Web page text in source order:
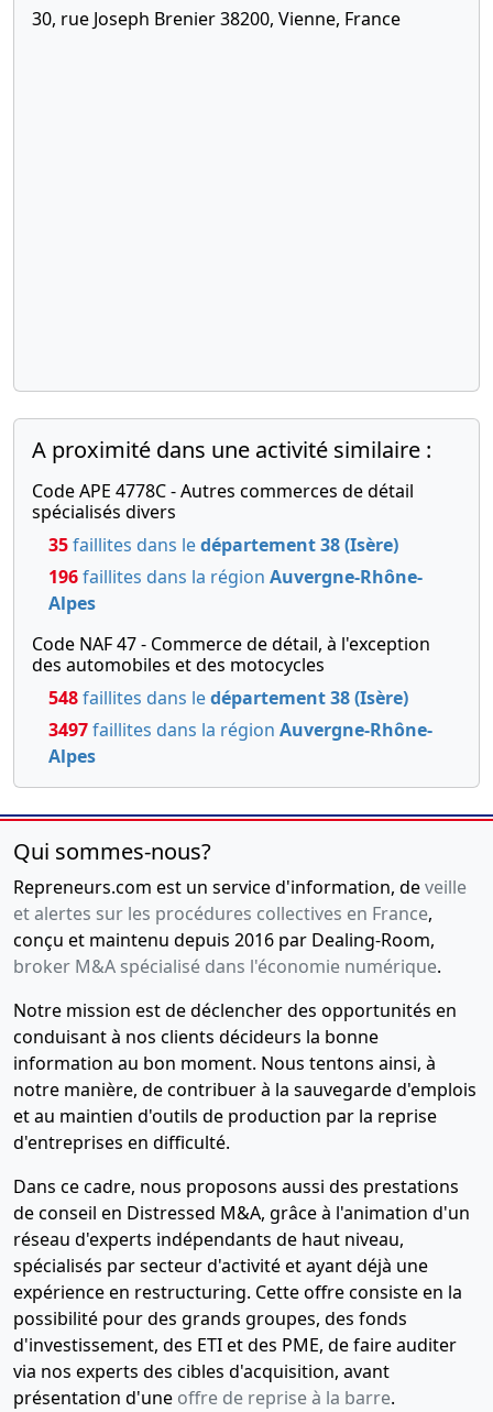
30, rue Joseph Brenier 38200, Vienne, France
A proximité dans une activité similaire :
Code APE 4778C - Autres commerces de détail
spécialisés divers
35faillites dans ledépartement 38 (Isère)
196faillites dans la région Auvergne-Rhône-
Alpes
Code NAF 47 - Commerce de détail, à l'exception
des automobiles et des motocycles
548faillites dans ledépartement 38 (Isère)
3497faillites dans la région Auvergne-Rhône-
Alpes
Qui sommes-nous?
Repreneurs.com est un service d'information, deveille
et alertes sur les procédures collectives en France,
conçu et maintenu depuis 2016 par Dealing-Room,
broker M&A spécialisé dans l'économie numérique.
Notre mission est de déclencher des opportunités en
conduisant à nos clients décideurs la bonne
information au bon moment. Nous tentons ainsi, à
notre manière, de contribuer à la sauvegarde d'emplois
et au maintien d'outils de production par la reprise
d'entreprises en difficulté.
Dans ce cadre, nous proposons aussi des prestations
de conseil en Distressed M&A, grâce à l'animation d'un
réseau d'experts indépendants de haut niveau,
spécialisés par secteur d'activité et ayant déjà une
expérience en restructuring. Cette offre consiste en la
possibilité pour des grands groupes, des fonds
d'investissement, des ETI et des PME, de faire auditer
via nos experts des cibles d'acquisition, avant
présentation d'une offre de reprise à la barre.